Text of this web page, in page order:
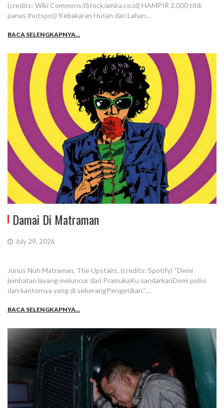
(credits: Wiki Commons/iStock/amira.co.id) HAMPIR 2.000 titik
panas (hotspot) Kebakaran Hutan dan Lahan…
BACA SELENGKAPNYA...
Damai Di Matraman
July 29, 2026
Junus Nuh Matraman, The Upstairs. (credits: Spotify) “Demi
jembatan layang meluncur dari PramukaKu sandarkanDemi polisi
dan kantornya yang di seberangPengetikan.”…
BACA SELENGKAPNYA...